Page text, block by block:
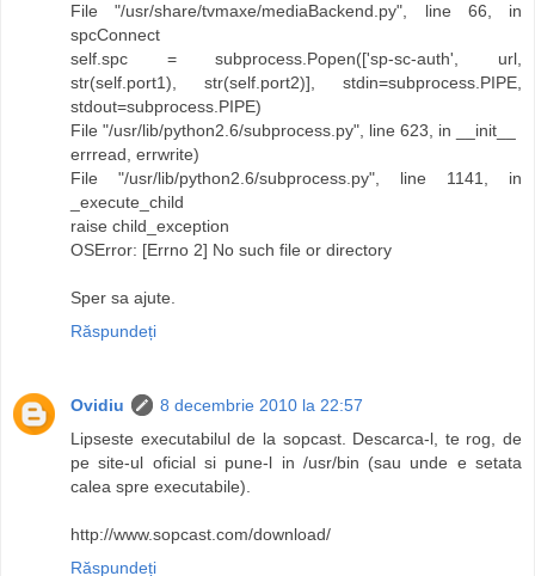
File "/usr/share/tvmaxe/mediaBackend.py", line 66, in
spcConnect
self.spc = subprocess.Popen(['sp-sc-auth', url,
str(self.port1), str(self.port2)], stdin=subprocess.PIPE,
stdout=subprocess.PIPE)
File "/usr/lib/python2.6/subprocess.py", line 623, in __init__
errread, errwrite)
File "/usr/lib/python2.6/subprocess.py", line 1141, in
_execute_child
raise child_exception
OSError: [Errno 2] No such file or directory
Sper sa ajute.
Răspundeți
Ovidiu
8 decembrie 2010 la 22:57
Lipseste executabilul de la sopcast. Descarca-l, te rog, de
pe site-ul oficial si pune-l in /usr/bin (sau unde e setata
calea spre executabile).
http://www.sopcast.com/download/
Răspundeți